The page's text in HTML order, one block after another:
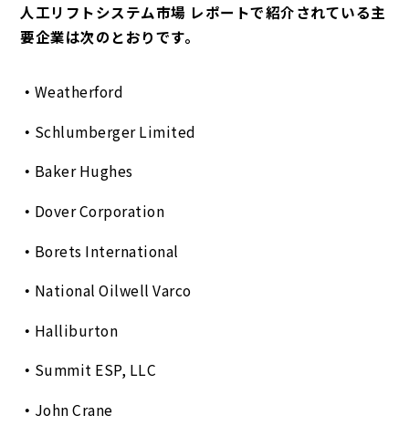
人工リフトシステム市場 レポートで紹介されている主
要企業は次のとおりです。
Weatherford
Schlumberger Limited
Baker Hughes
Dover Corporation
Borets International
National Oilwell Varco
Halliburton
Summit ESP, LLC
John Crane